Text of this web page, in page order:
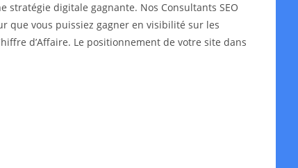
stratégie digitale gagnante. Nos Consultants SEO
que vous puissiez gagner en visibilité sur les
d’Affaire. Le positionnement de votre site dans